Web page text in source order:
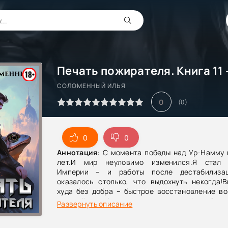
СОЛОМЕННЫЙ ИЛЬЯ
0 (0)
0
0
Аннотация: С момента победы над Ур-Намму
лет.И мир неуловимо изменился.Я стал
Империи – и работы после
оказалось столько, что выдохнуть
худа без добра – быстрое восстановление
отстройка собственного поместья…Но всё
хуже, чем можно было предположить
Развернуть описание